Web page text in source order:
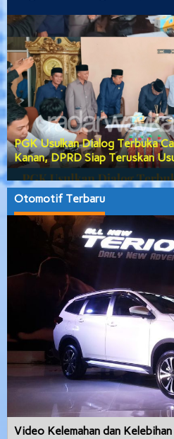
PGK Usulkan Dialog Terbuka
Kanan, DPRD Siap Teruskan
Otomotif Terbaru
Video Kelemahan dan